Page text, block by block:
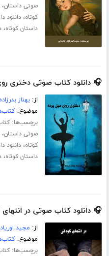
صوتی داستان،
کوتاه،دانلود
داستان کوتاه،
🎧 دانلود کتاب صوتی دختری
از:بهناز بدرزاده
موضوع:
برچسب‌ها:
صوتی داستان،
کوتاه،دانلود
داستان کوتاه،
🎧 دانلود کتاب صوتی در
از: مجید
موضوع:
برچسب‌ها: